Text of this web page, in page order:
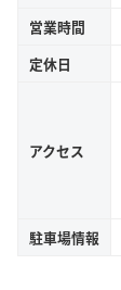
営業時間
定休日
アクセス
駐車場情報